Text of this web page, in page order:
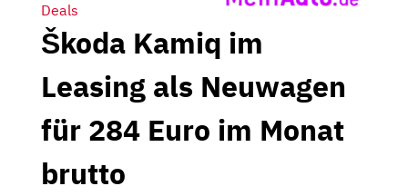
Deals
Škoda Kamiq im
Leasing als Neuwagen
für 284 Euro im Monat
brutto